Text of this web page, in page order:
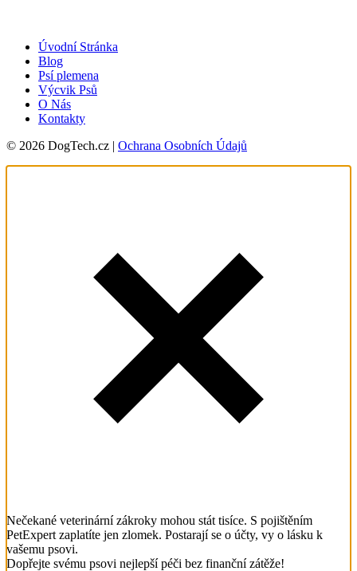
Úvodní Stránka
Blog
Psí plemena
Výcvik Psů
O Nás
Kontakty
© 2026 DogTech.cz | Ochrana Osobních Údajů
Nečekané veterinární zákroky mohou stát tisíce. S pojištěním
PetExpert zaplatíte jen zlomek. Postarají se o účty, vy o lásku k
vašemu psovi.
Dopřejte svému psovi nejlepší péči bez finanční zátěže!